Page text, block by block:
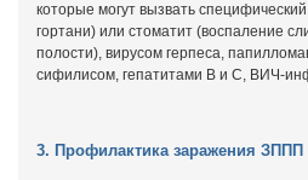
которые могут вызвать
гортани) или стоматит (воспаление
полости), вирусом герпеса,
сифилисом, гепатитами В и С, ВИЧ-
3. Профилактика заражения ЗППП